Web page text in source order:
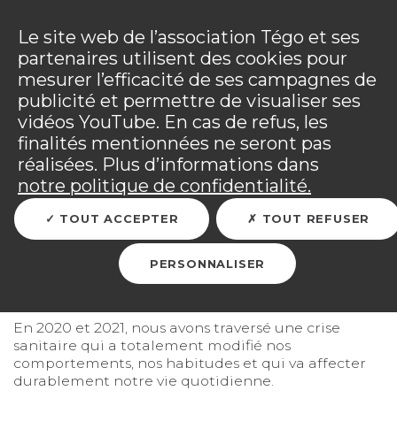
adhérents sinistrés et les personnels mobilisés.
Tous les détails dansvotre espace adhérent.
Vous êtes sur le site Tégo
RETOUR
Covid-19 et confinement
En 2020 et 2021, nous avons traversé une crise
sanitaire qui a totalement modifié nos
comportements, nos habitudes et qui va affecter
durablement notre vie quotidienne.
Le site web de l’association Tégo et ses
partenaires utilisent des cookies pour
mesurer l’efficacité de ses campagnes de
publicité et permettre de visualiser ses
vidéos YouTube. En cas de refus, les
finalités mentionnées ne seront pas
réalisées. Plus d’informations dans
notre politique de confidentialité.
TOUT ACCEPTER TOUT REFUSER
PERSONNALISER